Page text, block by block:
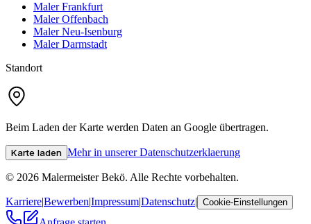
Maler Frankfurt
Maler Offenbach
Maler Neu-Isenburg
Maler Darmstadt
Standort
Beim Laden der Karte werden Daten an Google übertragen.
Karte laden Mehr in unserer Datenschutzerklaerung
© 2026 Malermeister Bekö. Alle Rechte vorbehalten.
Karriere|Bewerben|Impressum|Datenschutz| Cookie-Einstellungen